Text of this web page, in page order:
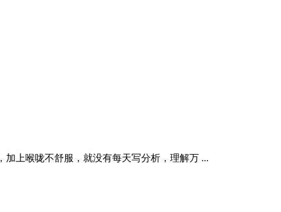
上喉咙不舒服，就没有每天写分析，理解万 ...